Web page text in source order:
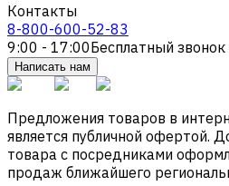
Контакты
8-800-600-52-83
9:00 - 17:00Бесплатный звонок
Написать нам
Предложения товаров в
является публичной офертой.
товара с посредниками
продаж ближайшего